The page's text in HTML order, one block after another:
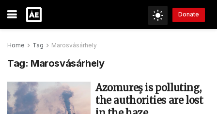
Donate
Home Tag Marosvásárhely
Tag: Marosvásárhely
Azomureş is polluting,
the authorities are lost